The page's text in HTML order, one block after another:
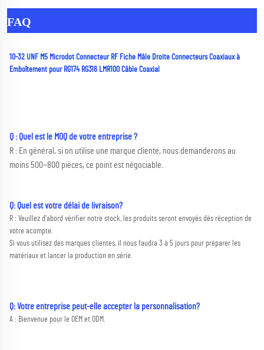
FAQ
10-32 UNF M5 Microdot Connecteur RF Fiche Mâle Droite Connecteurs Coaxiaux à
Emboîtement pour RG174 RG316 LMR100 Câble Coaxial
Q : Quel est le MOQ de votre entreprise ?
R : En général, si on utilise une marque cliente, nous demanderons au
moins 500~800 pièces, ce point est négociable.
Q: Quel est votre délai de livraison?
R : Veuillez d'abord vérifier notre stock, les produits seront envoyés dès réception de
votre acompte.
Si vous utilisez des marques clientes, il nous faudra 3 à 5 jours pour préparer les
matériaux et lancer la production en série.
Q: Votre entreprise peut-elle accepter la personnalisation?
A : Bienvenue pour le OEM et ODM.